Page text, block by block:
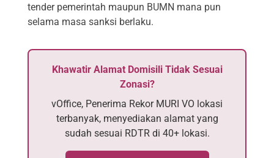
tender pemerintah maupun BUMN mana pun
selama masa sanksi berlaku.
Khawatir Alamat Domisili Tidak Sesuai
Zonasi?
vOffice, Penerima Rekor MURI VO lokasi
terbanyak, menyediakan alamat yang
sudah sesuai RDTR di 40+ lokasi.